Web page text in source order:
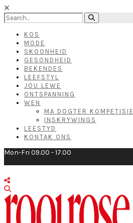
KOS
MODE
SKOONHEID
GESONDHEID
BEKENDES
LEEFSTYL
JOU LEWE
ONTSPANNING
WEN
MA DOGTER KOMPETISIE
INSKRYWINGS
LEESTYD
KONTAK ONS
Mon-Fri 09.00 - 17.00